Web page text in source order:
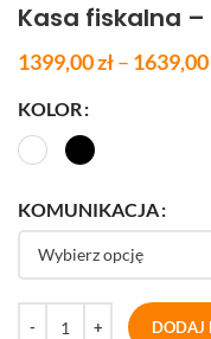
Kasa fiskalna
1399,00zł– 1639,00
KOLOR
KOMUNIKACJA
DODAJ